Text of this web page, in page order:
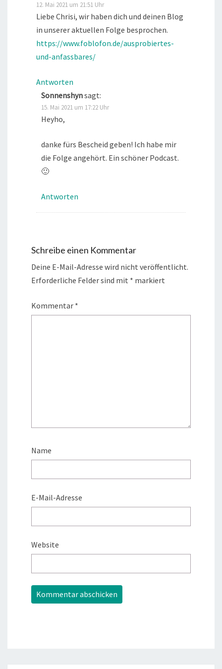
12. Mai 2021 um 21:51 Uhr
Liebe Chrisi, wir haben dich und deinen Blog
in unserer aktuellen Folge besprochen.
https://www.foblofon.de/ausprobiertes-
und-anfassbares/
Antworten
Sonnenshynsagt:
15. Mai 2021 um 17:22 Uhr
Heyho,
danke fürs Bescheid geben! Ich habe mir
die Folge angehört. Ein schöner Podcast.
🙂
Antworten
Schreibe einen Kommentar
Deine E-Mail-Adresse wird nicht veröffentlicht.
Erforderliche Felder sind mit * markiert
Kommentar *
Name
E-Mail-Adresse
Website